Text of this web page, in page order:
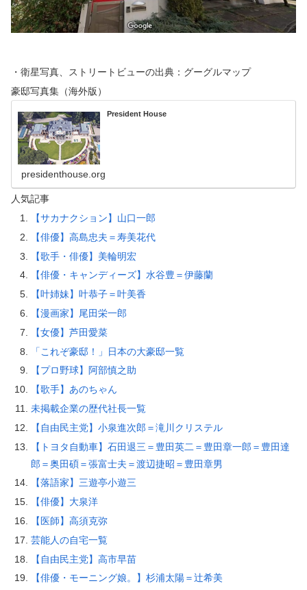
・衛星写真、ストリートビューの出典：グーグルマップ
豪邸写真集（海外版）
President House
presidenthouse.org
人気記事
【サカナクション】山口一郎
【俳優】高島忠夫＝寿美花代
【歌手・俳優】美輪明宏
【俳優・キャンディーズ】水谷豊＝伊藤蘭
【叶姉妹】叶恭子＝叶美香
【漫画家】尾田栄一郎
【女優】芦田愛菜
「これぞ豪邸！」日本の大豪邸一覧
【プロ野球】阿部慎之助
【歌手】あのちゃん
未掲載企業の歴代社長一覧
【自由民主党】小泉進次郎＝滝川クリステル
【トヨタ自動車】石田退三＝豊田英二＝豊田章一郎＝豊田達
郎＝奥田碩＝張富士夫＝渡辺捷昭＝豊田章男
【落語家】三遊亭小遊三
【俳優】大泉洋
【医師】高須克弥
芸能人の自宅一覧
【自由民主党】高市早苗
【俳優・モーニング娘。】杉浦太陽＝辻希美